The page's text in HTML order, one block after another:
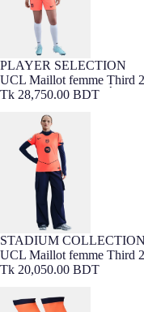
FIT FEMME
Édition Joueur
PLAYER SELECTION
UCL Maillot femme Third
T90 FC Barcelona - Édition
Tk 28,750.00 BDT
UCL Maillot femme Third
T90 FC Barcelona
FIT FEMME
STADIUM COLLECTION
UCL Maillot femme Third
T90 FC Barcelona
Tk 20,050.00 BDT
Chaussettes Third 25/26
Barcelona